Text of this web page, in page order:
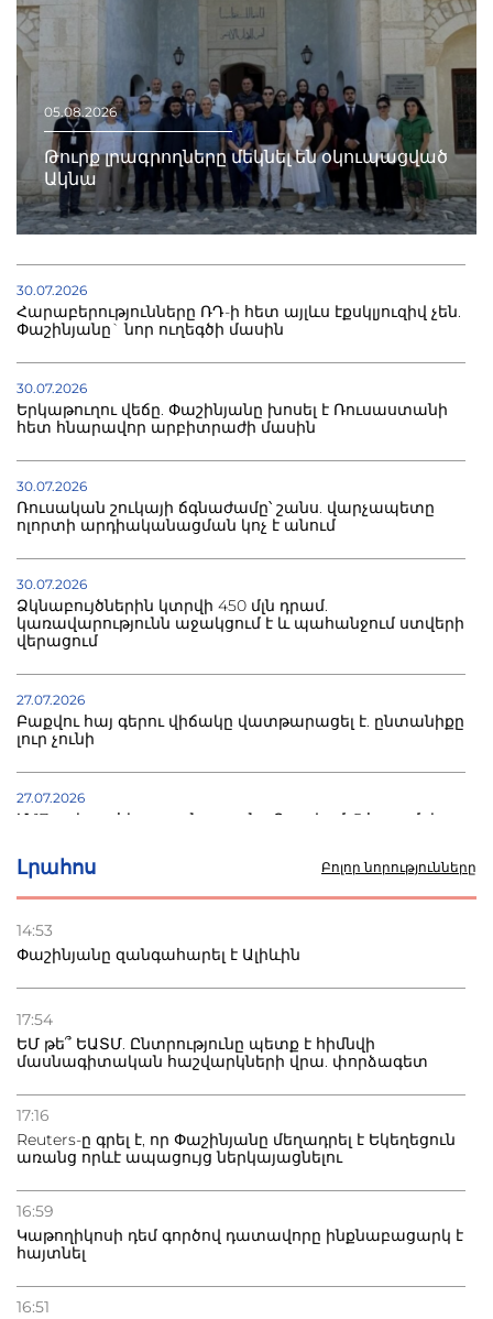
Լրահոս Բոլոր նորությունները
14:53
Փաշինյանը զանգահարել է Ալիևին
17:54
ԵՄ թե՞ ԵԱՏՄ. Ընտրությունը պետք է հիմնվի
մասնագիտական հաշվարկների վրա. փորձագետ
17:16
Reuters-ը գրել է, որ Փաշինյանը մեղադրել է Եկեղեցուն
առանց որևէ ապացույց ներկայացնելու
16:59
Կաթողիկոսի դեմ գործով դատավորը ինքնաբացարկ է
հայտնել
16:51
05.08.2026
Թուրք լրագրողները մեկնել են օկուպացված
Ակնա
30.07.2026
Հարաբերությունները ՌԴ-ի հետ այլևս էքսկլյուզիվ չեն.
Փաշինյանը` նոր ուղեգծի մասին
30.07.2026
Երկաթուղու վեճը. Փաշինյանը խոսել է Ռուսաստանի
հետ հնարավոր արբիտրաժի մասին
30.07.2026
Ռուսական շուկայի ճգնաժամը՝ շանս. վարչապետը
ոլորտի արդիականացման կոչ է անում
30.07.2026
Ձկնաբույծներին կտրվի 450 մլն դրամ.
կառավարությունն աջակցում է և պահանջում ստվերի
վերացում
27.07.2026
Բաքվու հայ գերու վիճակը վատթարացել է. ընտանիքը
լուր չունի
27.07.2026
Մ-17 աշխարհի առաջնությունը Բաքվում. 5 հայ ըմբիշ
22.07.2026
տուժածներ կան
21.07.2026
Դատվածություն ունեցող միգրանտներին կարգելվի
բնակվել Ռուսաստանում
20.07.2026
Բաքվի բանտից գեներալ Մանուկյանը դիմել է
Փաշինյանին